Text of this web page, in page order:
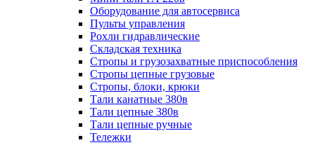
Оборудование для автосервиса
Пульты управления
Рохли гидравлические
Складская техника
Стропы и грузозахватные приспособления
Стропы цепные грузовые
Стропы, блоки, крюки
Тали канатные 380в
Тали цепные 380в
Тали цепные ручные
Тележки